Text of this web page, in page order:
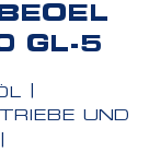
GL-5
UND